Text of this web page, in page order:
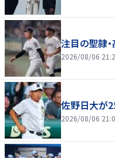
注目の聖隷
2026/08/06
佐野日大が
2026/08/06